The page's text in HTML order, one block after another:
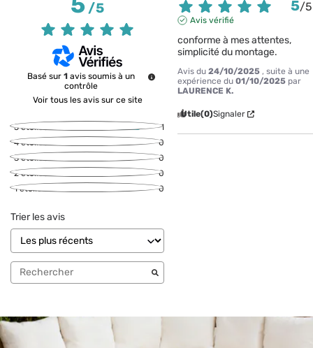
/5
Basé sur 1 avis soumis à un
contrôle
Voir tous les avis sur ce site
5étoiles
1
4étoiles
0
3étoiles
0
2étoiles
0
1étoile 0
Trier les avis
5/5
Avis vérifié
conforme à mes attentes,
simplicité du montage.
Avis du24/10/2025 , suite à une
expérience du01/10/2025 par
LAURENCE K.
Utile(0)Signaler